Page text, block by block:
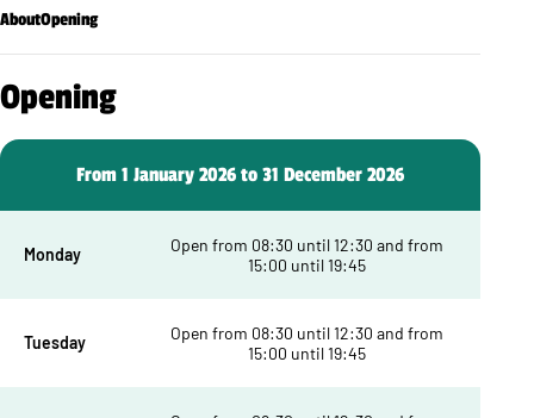
AboutOpening
Opening
From 1 January 2026 to 31 December 2026
Monday
Open from 08:30 until 12:30 and from
15:00 until 19:45
Tuesday
Open from 08:30 until 12:30 and from
15:00 until 19:45